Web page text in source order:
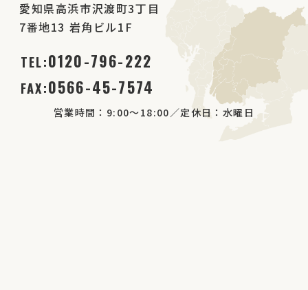
インターネット広告掲載企業・団体、指定流通
機構、不動産調査機関、不動産査定サービス会
社、信用情報機関、司法書士、土地家屋調査士
等
③法令に基づく場合等、「個人情報の保護に関
愛知県高浜市沢渡町3丁目
7番地13 岩角ビル1F
TEL:0120-796-222
FAX:0566-45-7574
営業時間：9:00～18:00／定休日：水曜日